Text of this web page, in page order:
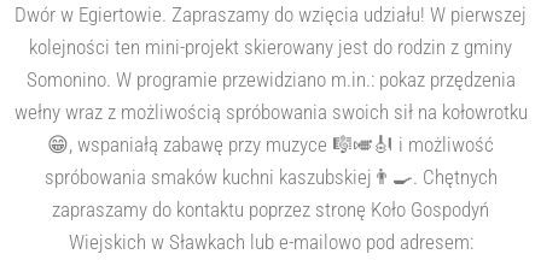
Dwór w Egiertowie. Zapraszamy do wzięcia udziału! W pierwszej
kolejności ten mini-projekt skierowany jest do rodzin z gminy
Somonino. W programie przewidziano m.in.: pokaz przędzenia
wełny wraz z możliwością spróbowania swoich sił na kołowrotku
😁, wspaniałą zabawę przy muzyce 🎼🎺🎻 i możliwość
spróbowania smaków kuchni kaszubskiej👨‍🍳. Chętnych
zapraszamy do kontaktu poprzez stronę Koło Gospodyń
Wiejskich w Sławkach lub e-mailowo pod adresem: